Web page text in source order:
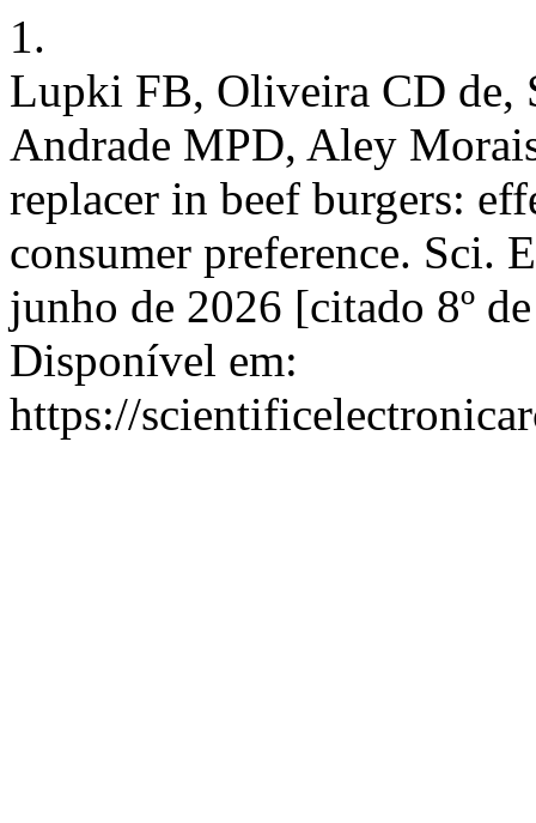
1.
Lupki FB, Oliveira CD de,
Andrade MPD, Aley
replacer in beef burgers:
consumer preference. Sci.
junho de 2026 [citado 8º
Disponível em:
https://